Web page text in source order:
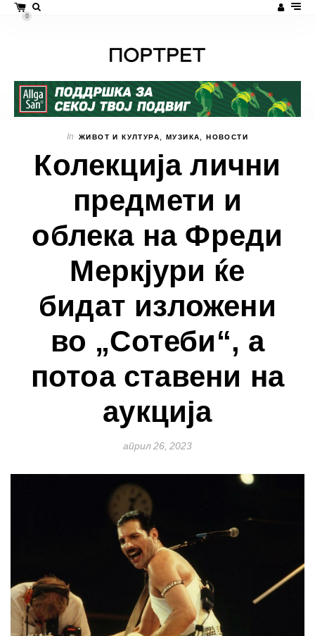
0
In ЖИВОТ И КУЛТУРА МУЗИКА ,НОВОСТИ
Колекција лични
предмети и
облека на Фреди
Меркјури ќе
бидат изложени
во „Сотеби“, а
потоа ставени на
аукција
април 26, 2023